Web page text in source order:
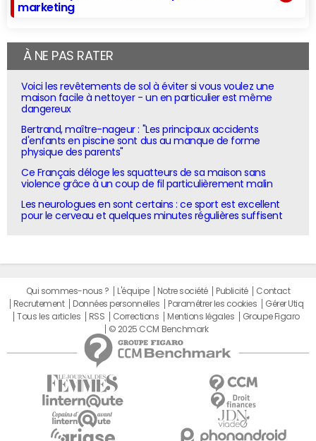
marketing
À NE PAS RATER
Voici les revêtements de sol à éviter si vous voulez une
maison facile à nettoyer - un en particulier est même
dangereux
Bertrand, maître-nageur : "Les principaux accidents
d'enfants en piscine sont dus au manque de forme
physique des parents"
Ce Français déloge les squatteurs de sa maison sans
violence grâce à un coup de fil particulièrement malin
Les neurologues en sont certains : ce sport est excellent
pour le cerveau et quelques minutes régulières suffisent
Qui sommes-nous ? L'équipe Notre société Publicité
Contact
Recrutement
Données personnelles Paramétrer les cookies
Gérer Utiq
Tous les articles
RSS Corrections Mentions légales
Groupe Figaro
© 2025 CCM Benchmark